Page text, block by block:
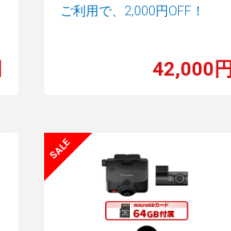
ご利用で、 2,000円OFF！
42,000円